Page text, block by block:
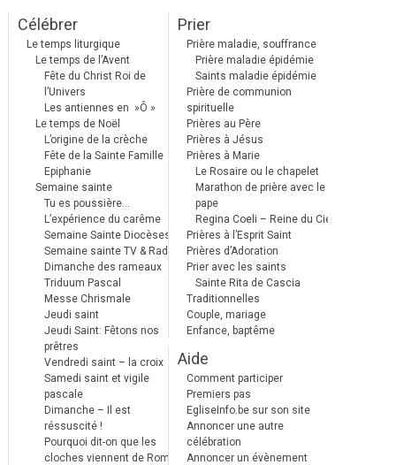
Célébrer
Le temps liturgique
Le temps de l’Avent
Fête du Christ Roi de
l’Univers
Les antiennes en »Ô »
Le temps de Noël
L’origine de la crèche
Fête de la Sainte Famille
Epiphanie
Semaine sainte
Tu es poussière…
L’expérience du carême
Semaine Sainte Diocèses
Semaine sainte TV & Radio
Dimanche des rameaux
Triduum Pascal
Messe Chrismale
Jeudi saint
Jeudi Saint: Fêtons nos
prêtres
Vendredi saint – la croix
Samedi saint et vigile
pascale
Dimanche – Il est
réssuscité !
Pourquoi dit-on que les
cloches viennent de Rome ?
Prier
Prière maladie, souffrance
Prière maladie épidémie
Saints maladie épidémie
Prière de communion
spirituelle
Prières au Père
Prières à Jésus
Prières à Marie
Le Rosaire ou le chapelet
Marathon de prière avec le
pape
Regina Coeli – Reine du Ciel
Prières à l’Esprit Saint
Prières d’Adoration
Prier avec les saints
Sainte Rita de Cascia
Traditionnelles
Couple, mariage
Enfance, baptême
Aide
Comment participer
Premiers pas
EgliseInfo.be sur son site
Annoncer une autre
célébration
Annoncer un évènement